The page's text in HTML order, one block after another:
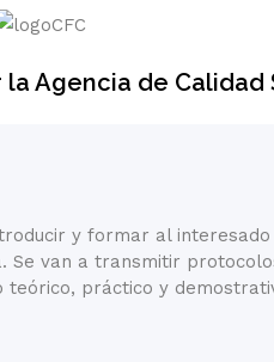
Agencia de Calidad
y formar al
van a transmitir
teórico, práctico y